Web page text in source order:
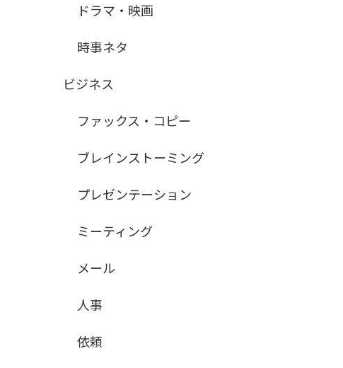
ドラマ・映画
時事ネタ
ビジネス
ファックス・コピー
ブレインストーミング
プレゼンテーション
ミーティング
メール
人事
依頼